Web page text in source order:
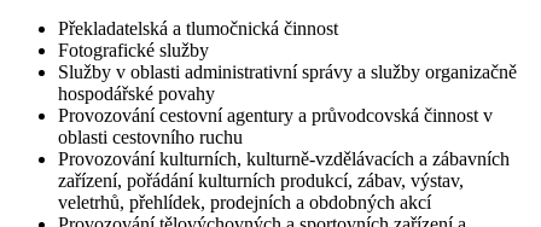
Překladatelská a tlumočnická činnost
Fotografické služby
Služby v oblasti administrativní správy a služby organizačně
hospodářské povahy
Provozování cestovní agentury a průvodcovská činnost v
oblasti cestovního ruchu
Provozování kulturních, kulturně-vzdělávacích a zábavních
zařízení, pořádání kulturních produkcí, zábav, výstav,
veletrhů, přehlídek, prodejních a obdobných akcí